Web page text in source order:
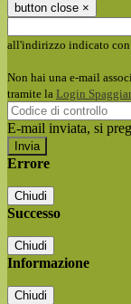
button close ×
all'indirizzo indicato con
Non hai una e-mail
tramite la Login
E-mail inviata, si
Errore
Chiudi
Successo
Chiudi
Informazione
Chiudi